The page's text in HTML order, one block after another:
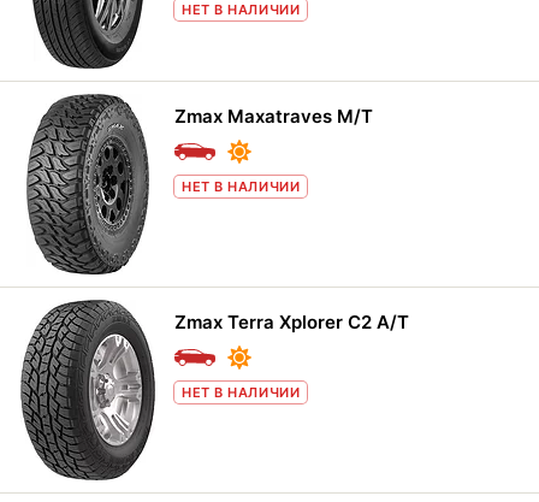
НЕТ В НАЛИЧИИ
Zmax Maxatraves M/T
НЕТ В НАЛИЧИИ
Zmax Terra Xplorer C2 A/T
НЕТ В НАЛИЧИИ